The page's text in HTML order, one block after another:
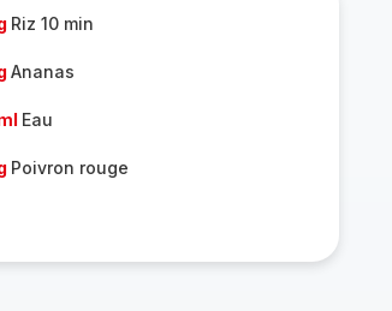
Riz 10 min
Ananas
Eau
Poivron rouge